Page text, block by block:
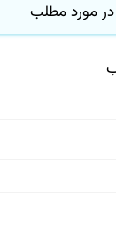
در مورد مطلب